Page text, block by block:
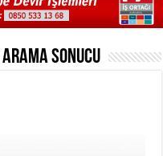
Arama Sonucu